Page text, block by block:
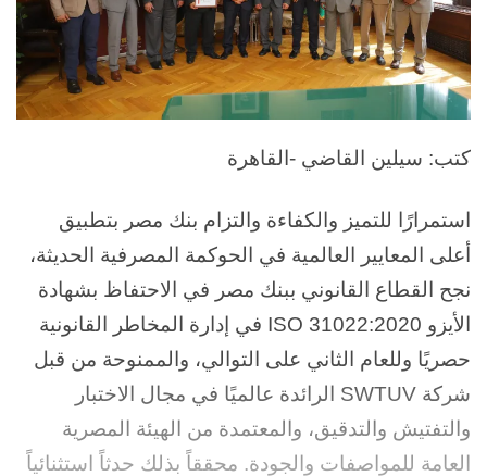
كتب: سيلين القاضي -القاهرة
استمرارًا للتميز والكفاءة والتزام بنك مصر بتطبيق
أعلى المعايير العالمية في الحوكمة المصرفية الحديثة،
نجح القطاع القانوني ببنك مصر في الاحتفاظ بشهادة
الأيزو ISO 31022:2020 في إدارة المخاطر القانونية
حصريًا وللعام الثاني على التوالي، والممنوحة من قبل
شركة SWTUV الرائدة عالميًا في مجال الاختبار
والتفتيش والتدقيق، والمعتمدة من الهيئة المصرية
العامة للمواصفات والجودة. محققاً بذلك حدثاً استثنائياً